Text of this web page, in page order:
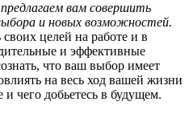
вам совершить
и новых возможностей.
целей на работе и в
и эффективные
что ваш выбор имеет
на весь ход вашей жизни
и чего добьетесь в будущем.